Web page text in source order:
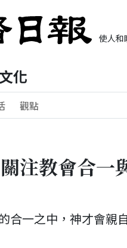
使人和
化
觀點
注教會合一
合一之中，神才會親